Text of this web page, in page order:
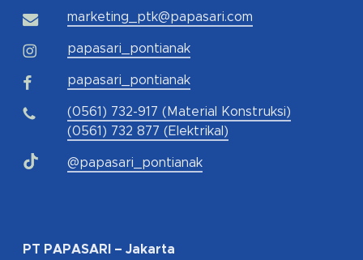
marketing_ptk@papasari.com
papasari_pontianak
papasari_pontianak
(0561) 732-917 (Material Konstruksi)
(0561) 732 877 (Elektrikal)
@papasari_pontianak
PT PAPASARI – Jakarta